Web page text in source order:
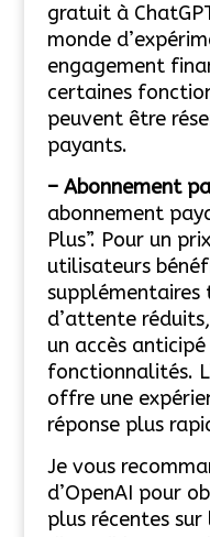
gratuit à
monde
engagement
certaines
peuvent être
payants.
– Abonnement
abonnement
Plus”. Pour un
utilisateurs
supplémentaires
d’attente réduits,
un accès
fonctionnalités.
offre une
réponse plus
Je vous
d’OpenAI pour
plus récentes